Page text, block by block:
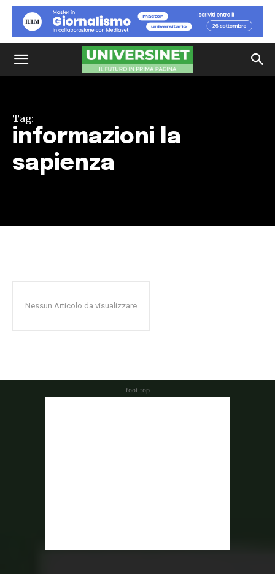
Tag:
informazioni la
sapienza
Nessun Articolo da visualizzare
foot top